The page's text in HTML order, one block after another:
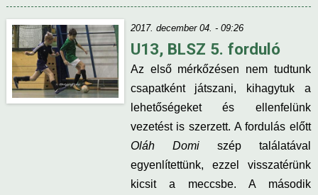
2017. december 04. - 09:26
U13, BLSZ 5. forduló
Az első mérkőzésen nem tudtunk
csapatként játszani, kihagytuk a
lehetőségeket és ellenfelünk
vezetést is szerzett. A fordulás előtt
Oláh Domiszép találatával
egyenlítettünk, ezzel visszatérünk
kicsit a meccsbe. A második